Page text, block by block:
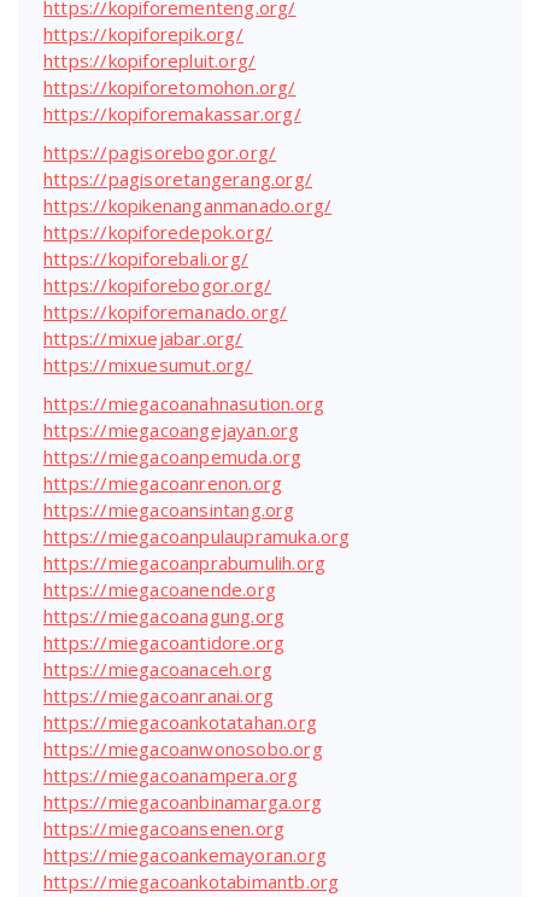
https://kopiforementeng.org/
https://kopiforepik.org/
https://kopiforepluit.org/
https://kopiforetomohon.org/
https://kopiforemakassar.org/
https://pagisorebogor.org/
https://pagisoretangerang.org/
https://kopikenanganmanado.org/
https://kopiforedepok.org/
https://kopiforebali.org/
https://kopiforebogor.org/
https://kopiforemanado.org/
https://mixuejabar.org/
https://mixuesumut.org/
https://miegacoanahnasution.org
https://miegacoangejayan.org
https://miegacoanpemuda.org
https://miegacoanrenon.org
https://miegacoansintang.org
https://miegacoanpulaupramuka.org
https://miegacoanprabumulih.org
https://miegacoanende.org
https://miegacoanagung.org
https://miegacoantidore.org
https://miegacoanaceh.org
https://miegacoanranai.org
https://miegacoankotatahan.org
https://miegacoanwonosobo.org
https://miegacoanampera.org
https://miegacoanbinamarga.org
https://miegacoansenen.org
https://miegacoankemayoran.org
https://miegacoankotabimantb.org